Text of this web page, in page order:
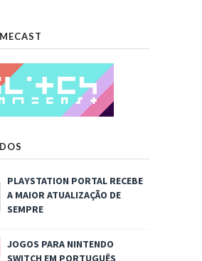
PLAYSTATION PORTAL RECEBE
A MAIOR ATUALIZAÇÃO DE
SEMPRE
JOGOS PARA NINTENDO
SWITCH EM PORTUGUÊS